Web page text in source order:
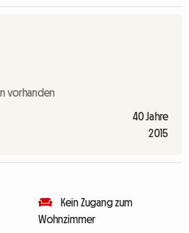
vorhanden
40 Jahre
2015
Kein Zugang zum
Wohnzimmer